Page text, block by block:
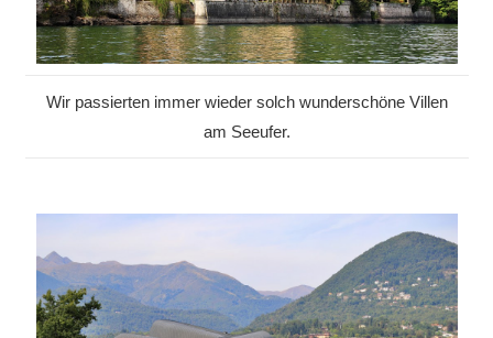
Wir passierten immer wieder solch wunderschöne Villen
am Seeufer.